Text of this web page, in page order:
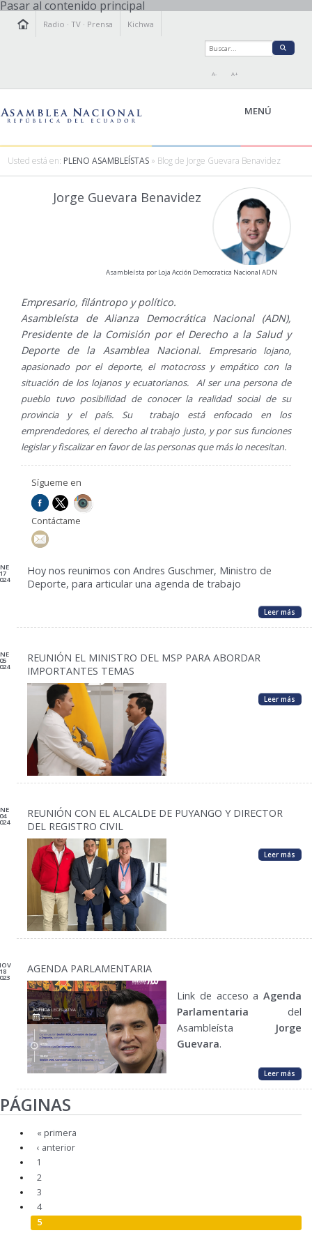
Pasar al contenido principal
Radio ·TV · Prensa Kichwa
A- A+
MENÚ
Usted está en: PLENO ASAMBLEÍSTAS » Blog de Jorge Guevara Benavidez
Jorge Guevara Benavidez
Asambleísta por Loja Acción Democratica Nacional ADN
Empresario, filántropo y político.
Asambleísta de Alianza Democrática Nacional (ADN),
Presidente de la Comisión por el Derecho a la Salud y
Deporte de la Asamblea Nacional. Empresario lojano,
apasionado por el deporte, el motocross y empático con la
situación de los lojanos y ecuatorianos. Al ser una persona de
pueblo tuvo posibilidad de conocer la realidad social de su
provincia y el país. Su trabajo está enfocado en los
emprendedores, el derecho al trabajo justo, y por sus funciones
legislar y fiscalizar en favor de las personas que más lo necesitan.
Sígueme en
Contáctame
17
Hoy nos reunimos con Andres Guschmer, Ministro de
Deporte, para articular una agenda de trabajo
Leer más
05
REUNIÓN EL MINISTRO DEL MSP PARA ABORDAR
IMPORTANTES TEMAS
Leer más
04
REUNIÓN CON EL ALCALDE DE PUYANGO Y DIRECTOR
DEL REGISTRO CIVIL
Leer más
18 AGENDA PARLAMENTARIA
Link de acceso a Agenda
Parlamentaria del
Asambleísta
Jorge
Guevara.
Leer más
PÁGINAS
« primera
‹ anterior
1
2
3
4
5